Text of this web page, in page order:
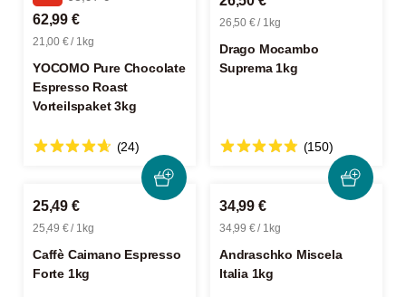
62,99 €
21,00 € / 1kg
YOCOMO Pure Chocolate
Espresso Roast
Vorteilspaket 3kg
(24)
26,50 € / 1kg
Drago Mocambo
Suprema 1kg
(150)
25,49 €
25,49 € / 1kg
Caffè Caimano Espresso
Forte 1kg
34,99 €
34,99 € / 1kg
Andraschko Miscela
Italia 1kg